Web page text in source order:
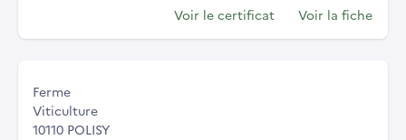
Voir le certificat Voir la fiche
Ferme
Viticulture
10110 POLISY